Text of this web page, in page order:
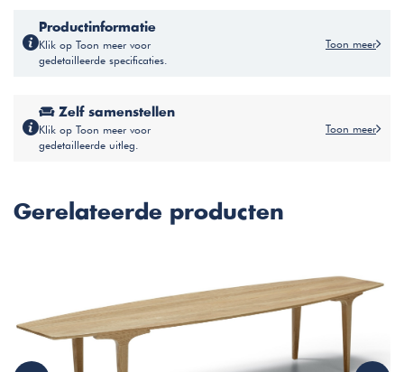
Productinformatie
Klik op Toon meer voor
gedetailleerde specificaties.
Toon meer
Zelf samenstellen
Klik op Toon meer voor
gedetailleerde uitleg.
Toon meer
Gerelateerde producten